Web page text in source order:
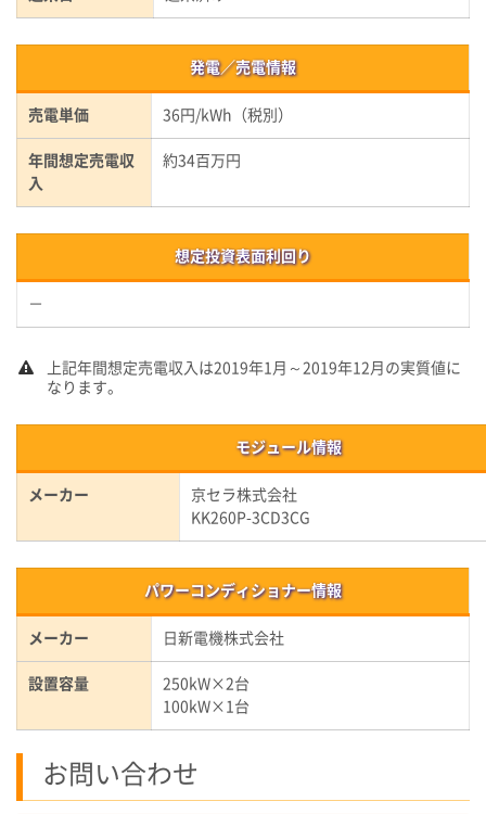
発電／売電情報
売電単価 36円/kWh（税別）
年間想定売電収
入
約34百万円
想定投資表面利回り
－
上記年間想定売電収入は2019年1月～2019年12月の実質値に
なります。
モジュール情報
メーカー
京セラ株式会社
KK260P-3CD3CG
パワーコンディショナー情報
メーカー 日新電機株式会社
設置容量
250kW×2台
100kW×1台
お問い合わせ